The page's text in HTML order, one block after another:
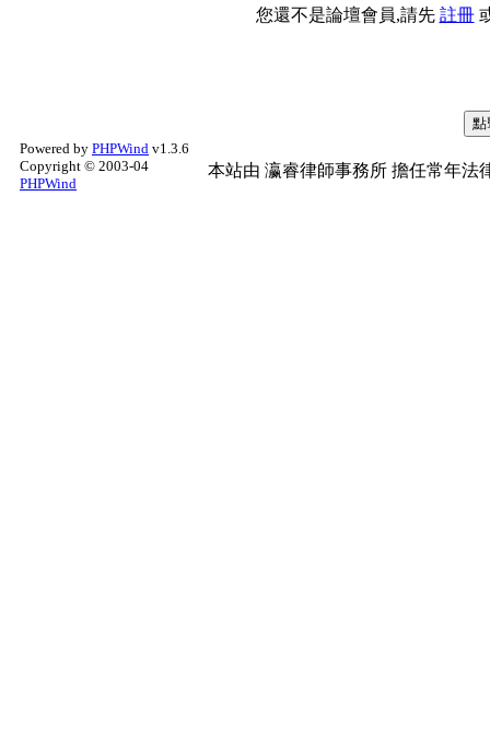
您還不是論壇會員,請先 註冊
Powered by PHPWind v1.3.6
Copyright © 2003-04
PHPWind
本站由 瀛睿律師事務所 擔任常年法